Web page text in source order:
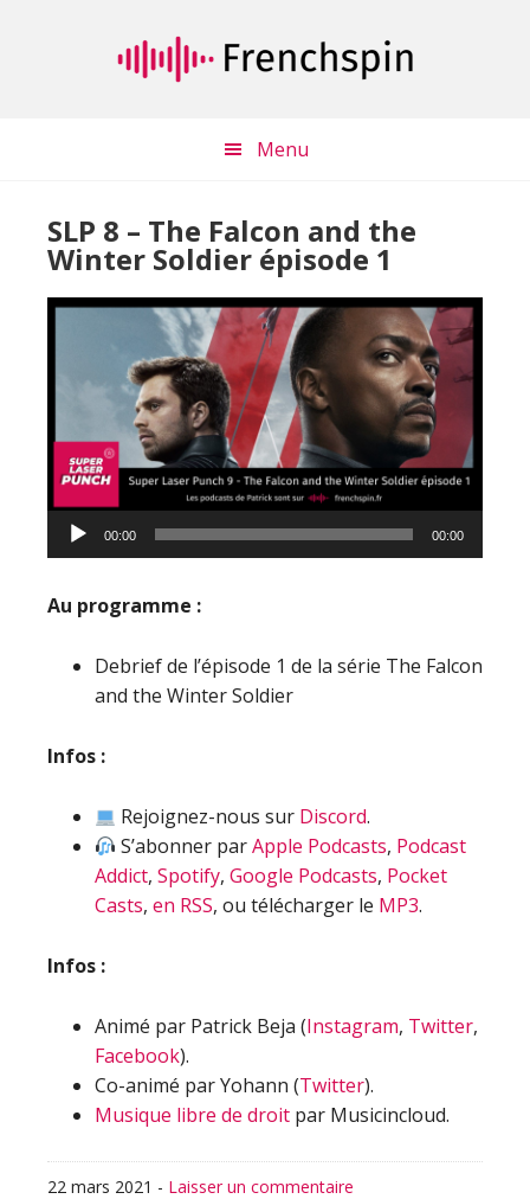
Menu
SLP 8 – The Falcon and the
Winter Soldier épisode 1
Lecteur
audio
00:00 00:00
Au programme :
Debrief de l’épisode 1 de la série The Falcon
and the Winter Soldier
Infos :
Rejoignez-nous sur Discord.
S’abonner parApple Podcasts, Podcast
Addict, Spotify, Google Podcasts, Pocket
Casts, en RSS, ou télécharger le MP3.
Infos :
Animé par Patrick Beja (Instagram, Twitter,
Facebook).
Co-animé par Yohann (Twitter).
Musique libre de droit par Musicincloud.
22 mars 2021 - Laisser un commentaire